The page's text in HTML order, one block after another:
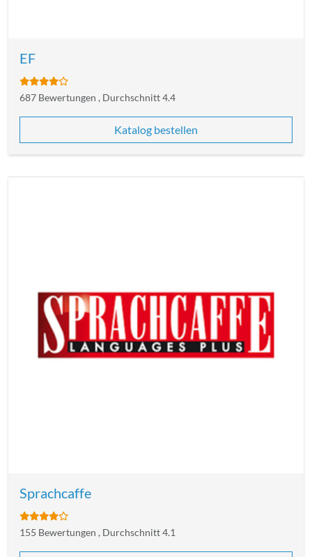
EF
687 Bewertungen , Durchschnitt 4.4
Katalog bestellen
Sprachcaffe
155 Bewertungen , Durchschnitt 4.1